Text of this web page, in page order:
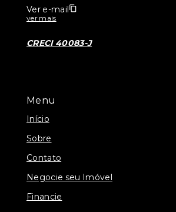
Menu
Início
Sobre
Contato
Negocie seu Imóvel
Financie
Ver e-mail
ver mais
CRECI 40083-J